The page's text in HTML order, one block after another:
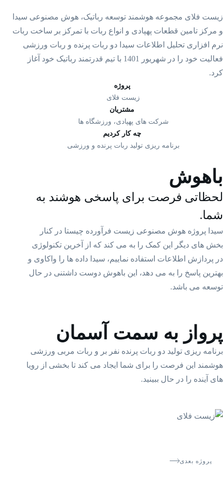
زیست فلای مجموعه هوشمند توسعه رباتیک، هوش مصنوعی سیدا
و مرکز تامین قطعات پهپادی و انواع ربات با تمرکز بر ساخت ربات
نرم افزاری تحلیل اطلاعات سیدا دو ربات پرنده و ربات ورزشی
فعالیت خود را در شهریور 1401 با تیم قدرتمند رباتیک خود آغاز
کرد.
پروژه
زیست فلای
مشتریان
شرکت های پهپادی، ورزشگاه ها
چه کار کردیم
برنامه ریزی تولید ربات پرنده و ورزشی
باهوش
لحظاتی فرصت برای پاسخی هوشند به
شما.
سیدا پروژه هوش مصنوعی زیست فرآورده چیستا در کنار
بخش های دیگر این کمک را به می کند که از آخرین تکنولوژی
در پردازش اطلاعات استفاده نماییم، سیدا داده ها را واکاوی و
بهترین پاسخ را به می دهد، این باهوش دوست داشتنی در حال
توسعه می باشد.
پرواز به سمت آسمان
برنامه ریزی تولید دو ربات پرنده نفر بر و ربات مربی ورزشی
هوشمند این فرصت را برای شما ایجاد می کند تا بخشی از رویا
های آینده را در حال ببینید.
پروژه بعدی